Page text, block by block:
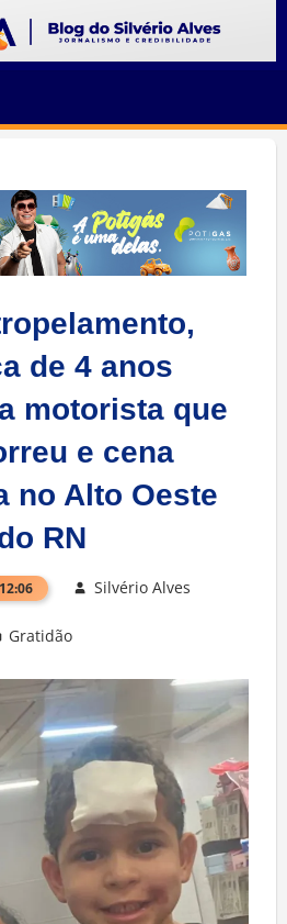
SILVERIO
ALVES
de 4 anos
motorista que
e cena
no Alto Oeste
RN
Silvério Alves
Gratidão